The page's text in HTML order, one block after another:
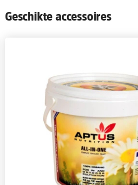
Geschikte accessoires